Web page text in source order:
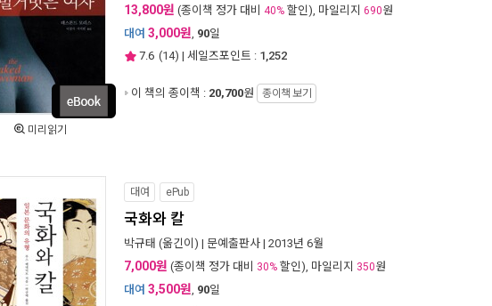
미리읽기
13,800원 (종이책 정가 대비 40% 할인), 마일리지 690원
대여 3,000원, 90일
7.6 (14) | 세일즈포인트 : 1,252
이 책의 종이책 : 20,700원 종이책 보기
대여 ePub
국화와 칼
박규태 (옮긴이) | 문예출판사 | 2013년 6월
7,000원 (종이책 정가 대비 30% 할인), 마일리지 350원
대여 3,500원, 90일